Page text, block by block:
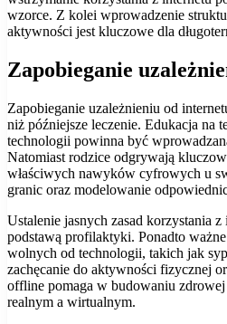
wzorce. Z kolei wprowadzenie
aktywności jest kluczowe dla
Zapobieganie
Zapobieganie uzależnieniu od
niż późniejsze leczenie. Edukacja na
technologii powinna być
Natomiast rodzice odgrywają
właściwych nawyków cyfrowych u
granic oraz modelowanie
Ustalenie jasnych zasad korzystania
podstawą profilaktyki. Ponadto
wolnych od technologii, takich jak
zachęcanie do aktywności fizycznej
offline pomaga w budowaniu
realnym a wirtualnym.